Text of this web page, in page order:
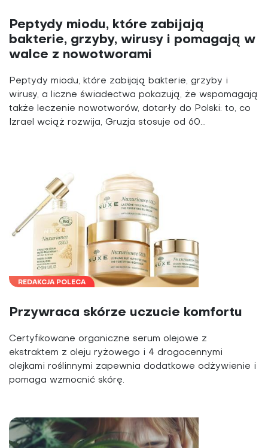
Peptydy miodu, które zabijają
bakterie, grzyby, wirusy i pomagają w
walce z nowotworami
Peptydy miodu, które zabijają bakterie, grzyby i
wirusy, a liczne świadectwa pokazują, że wspomagają
także leczenie nowotworów, dotarły do Polski: to, co
Izrael wciąż rozwija, Gruzja stosuje od 60...
REDAKCJA POLECA
Przywraca skórze uczucie komfortu
Certyfikowane organiczne serum olejowe z
ekstraktem z oleju ryżowego i 4 drogocennymi
olejkami roślinnymi zapewnia dodatkowe odżywienie i
pomaga wzmocnić skórę.